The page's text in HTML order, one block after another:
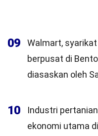
09
Walmart,
berpusat di
diasaskan oleh
10
Industri
ekonomi utama